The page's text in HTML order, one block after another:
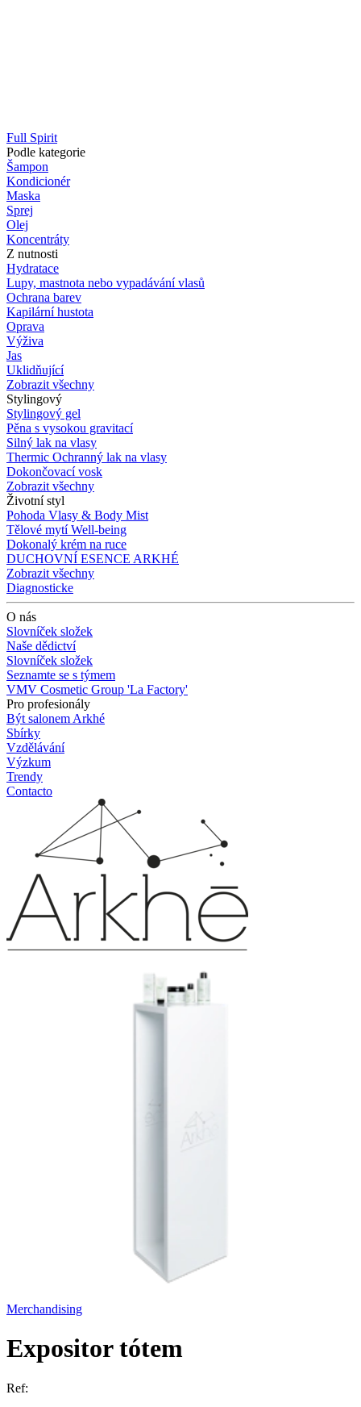
Full Spirit
Podle kategorie
Šampon
Kondicionér
Maska
Sprej
Olej
Koncentráty
Z nutnosti
Hydratace
Lupy, mastnota nebo vypadávání vlasů
Ochrana barev
Kapilární hustota
Oprava
Výživa
Jas
Uklidňující
Zobrazit všechny
Stylingový
Stylingový gel
Pěna s vysokou gravitací
Silný lak na vlasy
Thermic Ochranný lak na vlasy
Dokončovací vosk
Zobrazit všechny
Životní styl
Pohoda Vlasy & Body Mist
Tělové mytí Well-being
Dokonalý krém na ruce
DUCHOVNÍ ESENCE ARKHÉ
Zobrazit všechny
Diagnosticke
O nás
Slovníček složek
Naše dědictví
Slovníček složek
Seznamte se s týmem
VMV Cosmetic Group 'La Factory'
Pro profesionály
Být salonem Arkhé
Sbírky
Vzdělávání
Výzkum
Trendy
Contacto
Merchandising
Expositor tótem
Ref: